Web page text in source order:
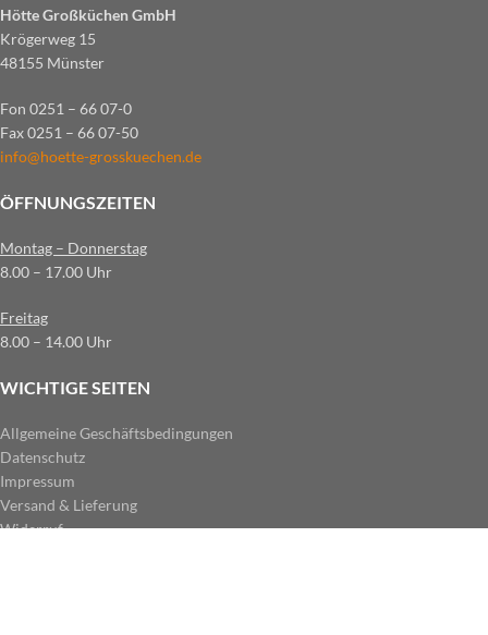
Hötte Großküchen GmbH
Krögerweg 15
48155 Münster
Fon 0251 – 66 07-0
Fax 0251 – 66 07-50
info@hoette-grosskuechen.de
ÖFFNUNGSZEITEN
Montag – Donnerstag
8.00 – 17.00 Uhr
Freitag
8.00 – 14.00 Uhr
WICHTIGE SEITEN
Allgemeine Geschäftsbedingungen
Datenschutz
Impressum
Versand & Lieferung
Widerruf